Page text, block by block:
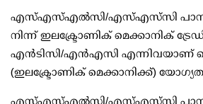
എസ്എസ്എല്‍സി/എസ്എസ്‌സി പാസ്,
നിന്ന് ഇലക്ട്രോണിക് മെക്കാനിക്
എന്‍ടിസി/എന്‍എസി എന്നിവയാണ്
(ഇലക്ട്രോണിക് മെക്കാനിക്ക്)
എസ്എസ്എല്‍സി/എസ്എസ്‌സി പാസ്,